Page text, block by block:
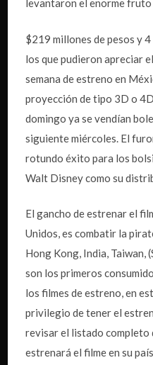
levantaron el enorme
$219 millones de pesos y
los que pudieron apreciar
semana de estreno en
proyección de tipo 3D o
domingo ya se vendían
siguiente miércoles. El
rotundo éxito para los
Walt Disney como su
El gancho de estrenar el
Unidos, es combatir la
Hong Kong, India, Taiwan,
son los primeros
los filmes de estreno, en
privilegio de tener el
revisar el listado completo
estrenará el filme en su